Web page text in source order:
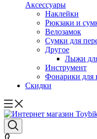
Аксессуары
Наклейки
Рюкзаки и
Велозамок
Сумки для
Другое
Лыжи
Инструмент
Фонарики для
Скидки